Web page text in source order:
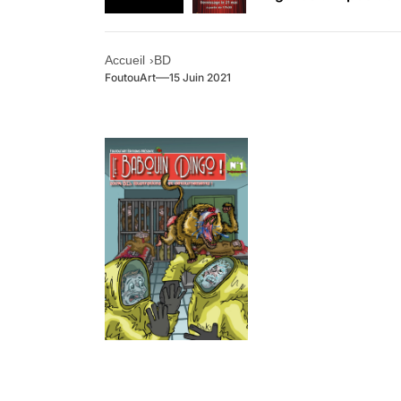
Retrouvez-nous au
Accueil BD
FoutouArt 15 Juin 2021